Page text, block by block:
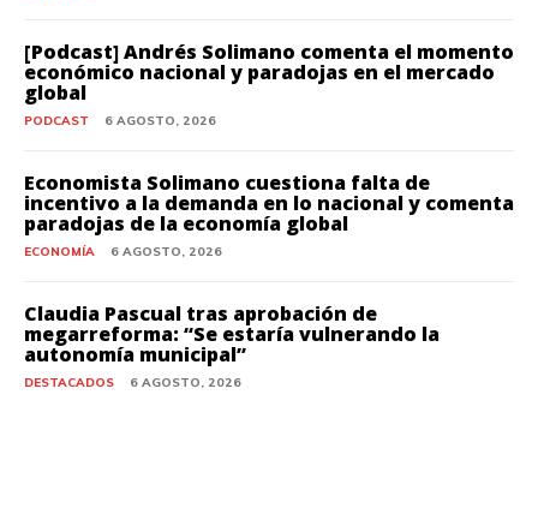
[Podcast] Andrés Solimano comenta el momento
económico nacional y paradojas en el mercado
global
PODCAST 6 AGOSTO, 2026
Economista Solimano cuestiona falta de
incentivo a la demanda en lo nacional y comenta
paradojas de la economía global
ECONOMÍA 6 AGOSTO, 2026
Claudia Pascual tras aprobación de
megarreforma: “Se estaría vulnerando la
autonomía municipal”
DESTACADOS 6 AGOSTO, 2026